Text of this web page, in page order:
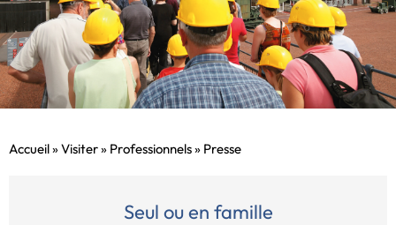
Accueil»Visiter» Professionnels» Presse
Seul ou en famille